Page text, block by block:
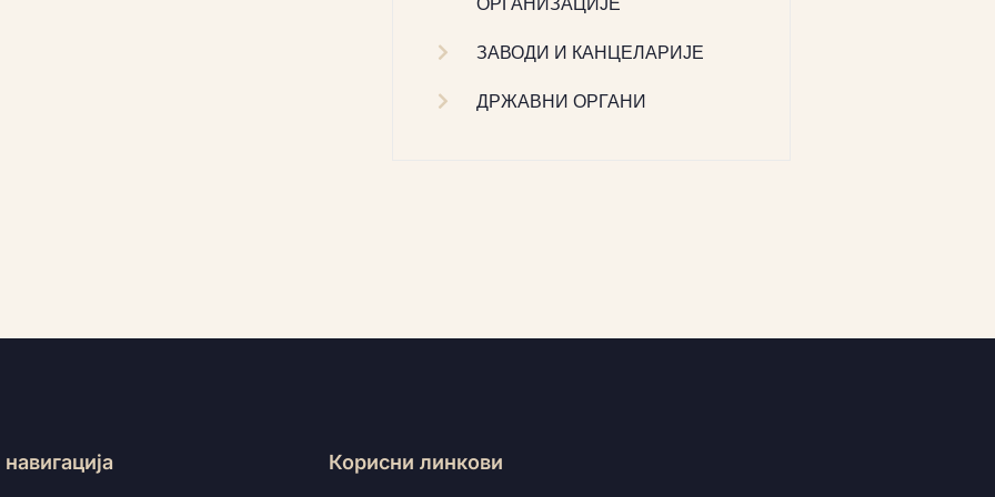
ЗАВОДИ И КАНЦЕЛАРИЈЕ
ДРЖАВНИ ОРГАНИ
Корисни линкови